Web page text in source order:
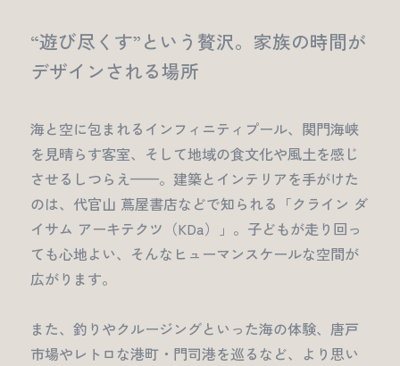
“遊び尽くす”という贅沢。家族の時間が
デザインされる場所
海と空に包まれるインフィニティプール、関門海峡
を見晴らす客室、そして地域の食文化や風土を感じ
させるしつらえ——。建築とインテリアを手がけた
のは、代官山 蔦屋書店などで知られる「クライン ダ
イサム アーキテクツ（KDa）」。子どもが走り回っ
ても心地よい、そんなヒューマンスケールな空間が
広がります。
また、釣りやクルージングといった海の体験、唐戸
市場やレトロな港町・門司港を巡るなど、より思い